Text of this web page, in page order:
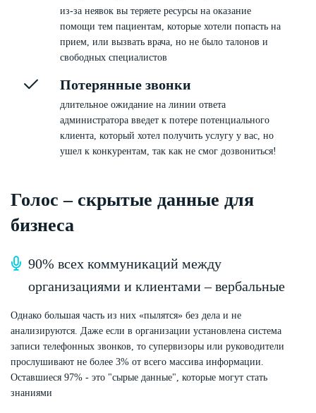
из-за неявок вы теряете ресурсы на оказание
помощи тем пациентам, которые хотели попасть на
прием, или вызвать врача, но не было талонов и
свободных специалистов
Потерянные звонки
длительное ожидание на линии ответа
администратора введет к потере потенциального
клиента, который хотел получить услугу у вас, но
ушел к конкурентам, так как не смог дозвониться!
Голос – скрытые данные для
бизнеса
90% всех коммуникаций между
организациями и клиентами – вербальные
Однако большая часть из них «пылятся» без дела и не
анализируются. Даже если в организации установлена система
записи телефонных звонков, то супервизоры или руководители
прослушивают не более 3% от всего массива информации.
Оставшиеся 97% - это "сырые данные", которые могут стать
знаниями